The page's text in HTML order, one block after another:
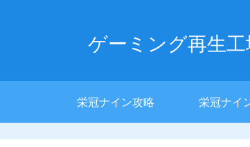
ゲーミング再生工
栄冠ナイン攻略 栄冠ナイ